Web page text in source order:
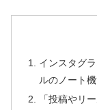
インスタグ
ルのノート
「投稿やリ